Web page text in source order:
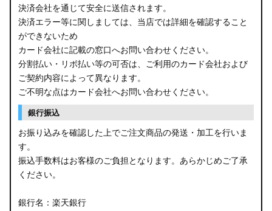
決済会社を通じて安全に送信されます。
決済エラー等に関しましては、当店では詳細を確認すること
ができないため
カード会社に記載の窓口へお問い合わせください。
分割払い・リボ払い等の可否は、ご利用のカード会社および
ご契約内容によって異なります。
ご不明な点はカード会社へお問い合わせください。
銀行振込
お振り込みを確認した上でご注文商品の発送・加工を行いま
す。
振込手数料はお客様のご負担となります。あらかじめご了承
ください。
銀行名：楽天銀行